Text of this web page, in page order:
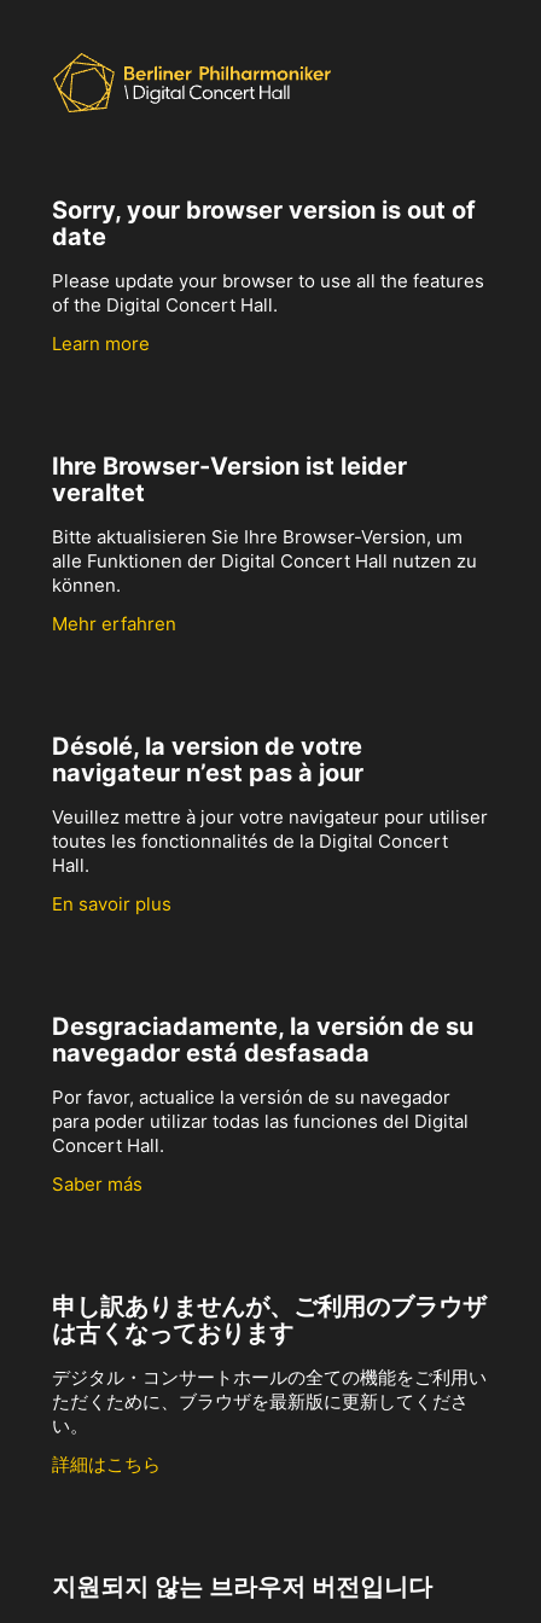
Sorry, your browser version is out of
date
Please update your browser to use all the features
of the Digital Concert Hall.
Learn more
Ihre Browser-Version ist leider
veraltet
Bitte aktualisieren Sie Ihre Browser-Version, um
alle Funktionen der Digital Concert Hall nutzen zu
können.
Mehr erfahren
Désolé, la version de votre
navigateur n’est pas à jour
Veuillez mettre à jour votre navigateur pour utiliser
toutes les fonctionnalités de la Digital Concert
Hall.
En savoir plus
Desgraciadamente, la versión de su
navegador está desfasada
Por favor, actualice la versión de su navegador
para poder utilizar todas las funciones del Digital
Concert Hall.
Saber más
申し訳ありませんが、ご利用のブラウザ
は古くなっております
デジタル・コンサートホールの全ての機能をご利用い
ただくために、ブラウザを最新版に更新してくださ
い。
詳細はこちら
지원되지 않는 브라우저 버전입니다